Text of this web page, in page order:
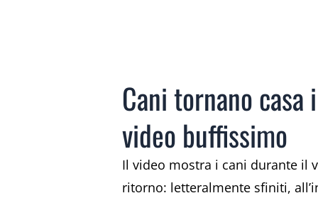
Cani tornano
video buffissimo
Il video mostra i cani durante il
ritorno: letteralmente sfiniti,